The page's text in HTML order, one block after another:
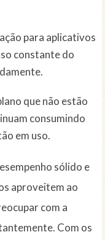
para aplicativos
constante do
que não estão
consumindo
em uso.
sólido e
aproveitem ao
com a
Com os